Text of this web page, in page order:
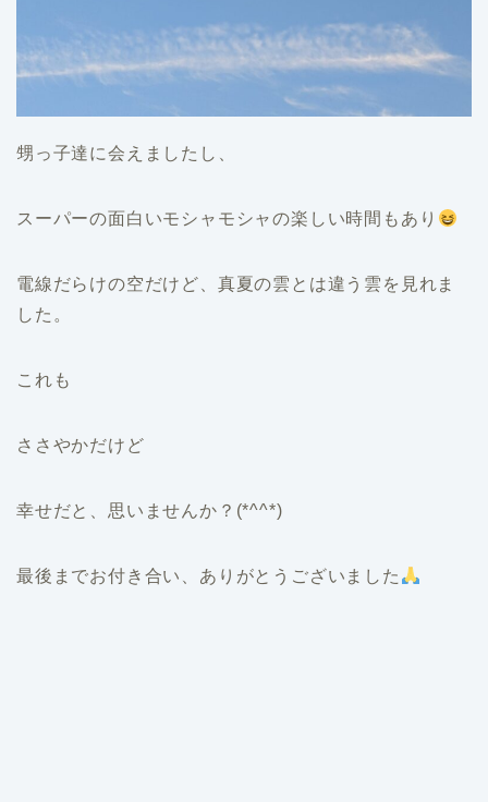
甥っ子達に会えましたし、
スーパーの面白いモシャモシャの楽しい時間もあり
電線だらけの空だけど、真夏の雲とは違う雲を見れま
した。
これも
ささやかだけど
幸せだと、思いませんか？(*^^*)
最後までお付き合い、ありがとうございました